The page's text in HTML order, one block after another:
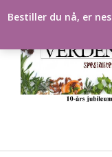
toBestiller du nå, er